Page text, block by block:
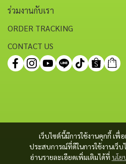
เว็บไซต์นี้มีการใช้งานคุกกี้ เ
ประสบการณ์ที่ดีในการใช้งานเว็
อ่านรายละเอียดเพิ่มเติมได้ที่ นโย
ร่วมงานกับเรา
ORDER TRACKING
CONTACT US